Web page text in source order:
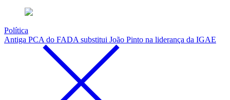
Política
Antiga PCA do FADA substitui João Pinto na liderança da IGAE